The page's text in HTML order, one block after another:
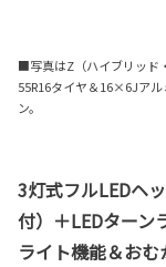
■写真はZ（ハイブリッド
55R16タイヤ＆16×6Jア
ン。
3灯式フルLEDヘ
付）＋LEDターン
ライト機能＆おむ